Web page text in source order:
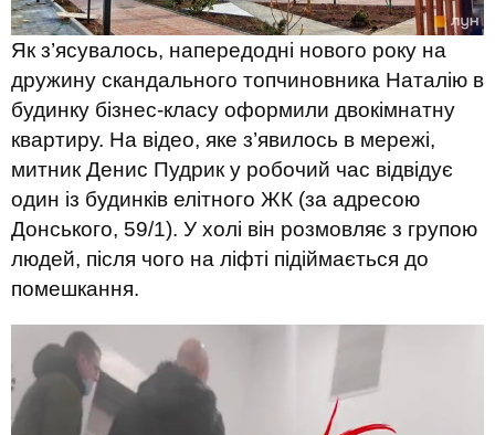
Як з’ясувалось, напередодні нового року на
дружину скандального топчиновника Наталію в
будинку бізнес-класу оформили двокімнатну
квартиру. На відео, яке з’явилось в мережі,
митник Денис Пудрик у робочий час відвідує
один із будинків елітного ЖК (за адресою
Донського, 59/1). У холі він розмовляє з групою
людей, після чого на ліфті підіймається до
помешкання.